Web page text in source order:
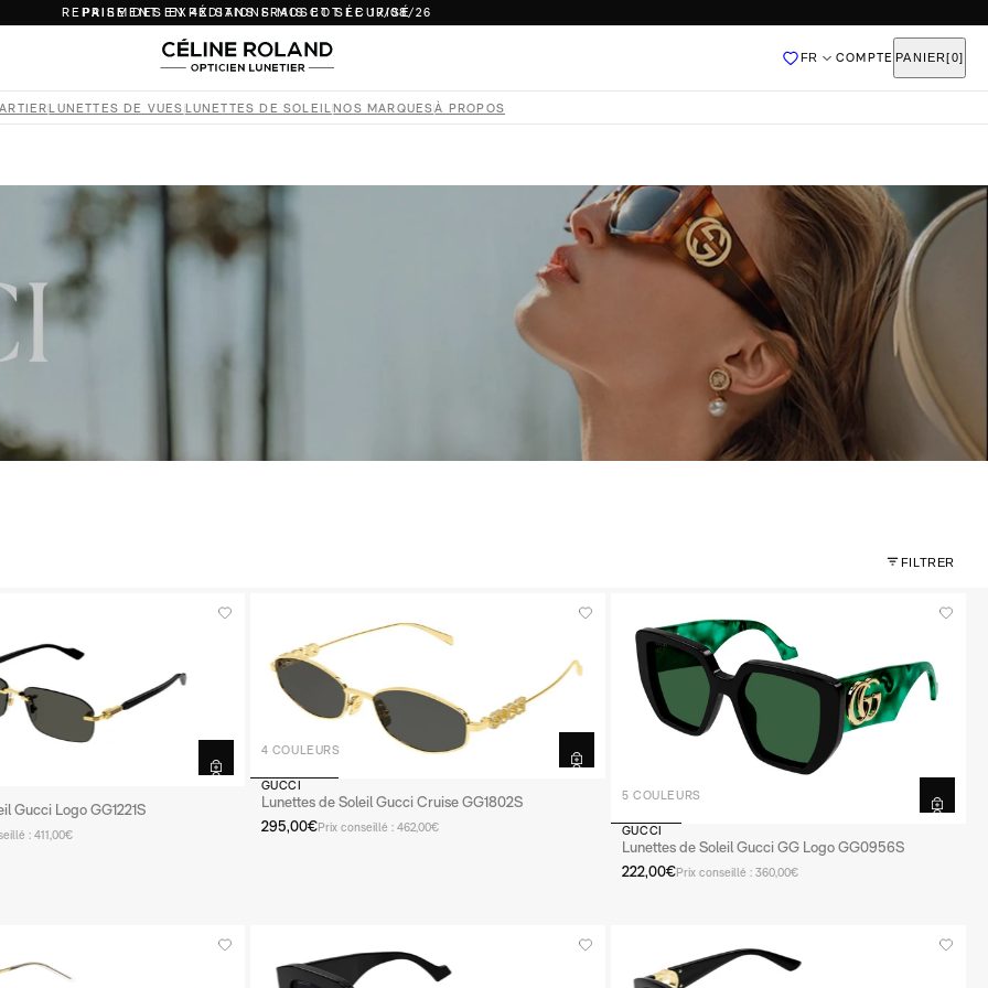
REPRISE DES EXPÉDITIONS MOSCOT LE 17/08/26
PAIEMENT EN 4X SANS FRAIS ET SÉCURISÉ
RETOURS SOUS 14 JOURS
REPRISE DES EXPÉDITIONS MOSCOT LE 17/08/26
FR COMPTE PANIER[0]
LUNETTES DE VUES LUNETTES DE SOLEIL NOS MARQUESÀ PROPOS
QUI SOMMES-NOUS
DEVENIR FRANCHISÉ
FILTRER
Gucci Logo GG1221S
: 411,00€
4 COULEURS
GUCCI
Lunettes de Soleil Gucci Cruise GG1802S
295,00€Prix conseillé : 462,00€
5 COULEURS
GUCCI
Lunettes de Soleil Gucci GG Logo GG0956S
222,00€Prix conseillé : 360,00€